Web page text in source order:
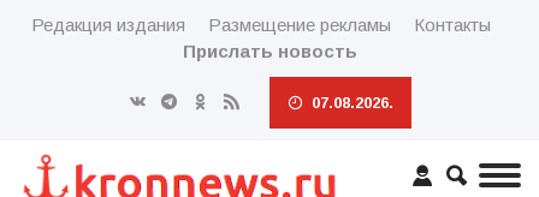
Редакция издания Размещение рекламы
Контакты
Прислать новость
07.08.2026.